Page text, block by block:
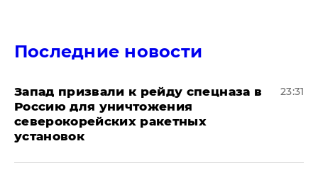
Последние новости
Запад призвали к рейду спецназа в
Россию для уничтожения
северокорейских ракетных
установок
23:31